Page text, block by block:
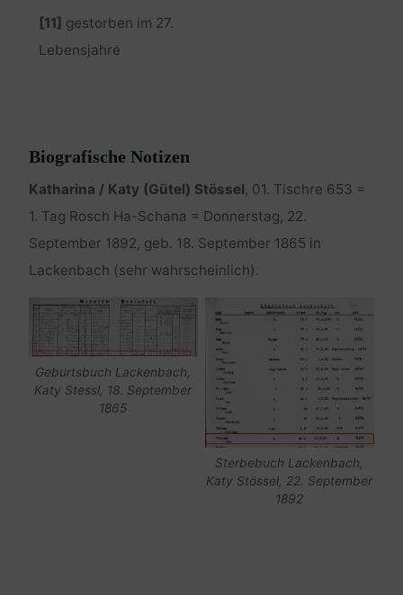
[11] gestorben im 27.
Lebensjahre
Biografische Notizen
Katharina / Katy (Gütel) Stössel, 01. Tischre 653 =
1. Tag Rosch Ha-Schana = Donnerstag, 22.
September 1892, geb. 18. September 1865 in
Lackenbach (sehr wahrscheinlich).
Geburtsbuch Lackenbach,
Katy Stessl, 18. September
1865
Sterbebuch Lackenbach,
Katy Stössel, 22. September
1892